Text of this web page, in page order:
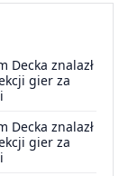
Decka znalazł
gier za
Decka znalazł
gier za